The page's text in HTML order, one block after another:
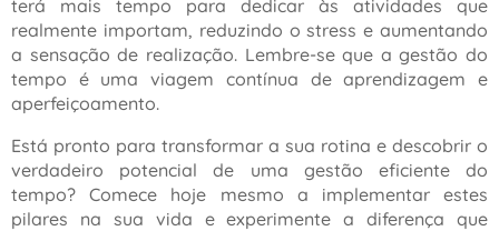
terá mais tempo para dedicar às atividades que
realmente importam, reduzindo o stress e aumentando
a sensação de realização. Lembre-se que a gestão do
tempo é uma viagem contínua de aprendizagem e
aperfeiçoamento.
Está pronto para transformar a sua rotina e descobrir o
verdadeiro potencial de uma gestão eficiente do
tempo? Comece hoje mesmo a implementar estes
pilares na sua vida e experimente a diferença que